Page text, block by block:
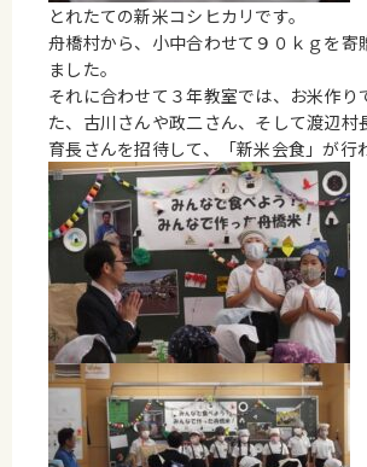
とれたての新米コシヒカリです。
舟橋村から、小中合わせて９０ｋｇを寄
ました。
それに合わせて３年教室では、お米作り
た、古川さんや政二さん、そして渡辺村
育長さんを招待して、「新米会食」が行